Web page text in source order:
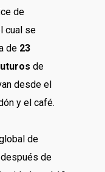
de
cual se
de 23
de
desde el
y el café.
de
de